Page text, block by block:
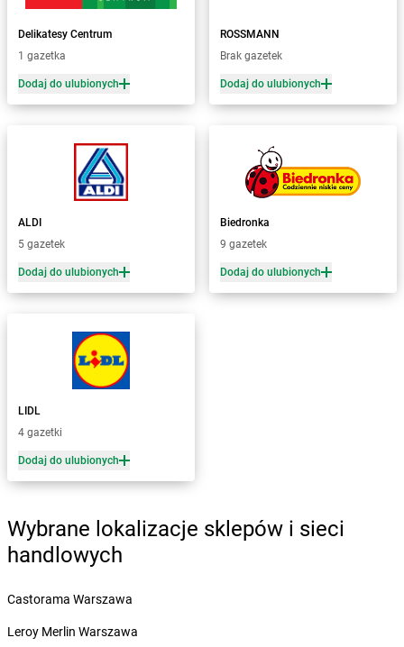
Żabka Bobolin
Żabka Bobowa
Żabka Bobrek
Żabka Bobrowniki
Bodzechów
Bodzentyn
Bogatki
Żabka
Żabka
Bogdaniec
Żabka Boguchwała
Żabka Boguchwałowice
Boguszyce
Bohater
Bojano
Żabka
Żabka Bolechowo
Żabka Bolęcin
Żabka
Bolewice
Żabka Bolków
Żabka Bolszewo
Żabka Borawe
Żabka Borek Stary
Delikatesy Centrum
1 gazetka
Dodaj do ulubionych
ROSSMANN
Brak gazetek
Dodaj do ulubionych
ALDI
5 gazetek
Dodaj do ulubionych
Biedronka
9 gazetek
Dodaj do ulubionych
LIDL
4 gazetki
Dodaj do ulubionych
Wybrane lokalizacje sklepów i sieci
handlowych
Castorama Warszawa
Leroy Merlin Warszawa